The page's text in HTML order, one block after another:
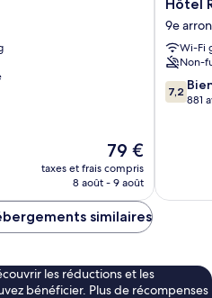
Le
nouveau
prix
de
79 €
taxes et frais compris
8 août - 9 août
Royal
Bergère
9e
Hôtel
9e
Wi-Fi
Non-
7.2
sur
7,2
881
similaires
les réductions et les
bénéficier. Plus de récompenses